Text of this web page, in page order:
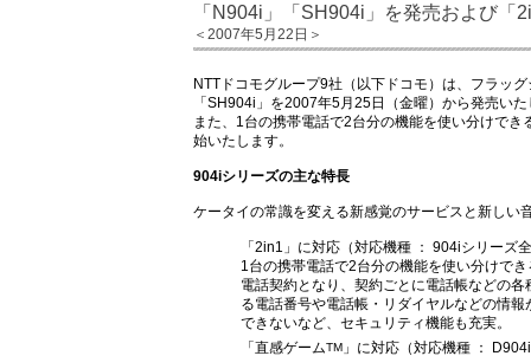
「N904i」「SH904i」を発売および「
＜2007年5月22日＞
NTTドコモグループ9社（以下ドコモ）は、フラッ
「SH904i」を2007年5月25日（金曜）から発売い
また、1台の携帯電話で2台分の機能を使い分けで
始いたします。
904iシリーズの主な特長
ケータイの常識を変える新感覚のサービスと新しい
「2in1」に対応（対応機種 ： 904iシリーズ
1台の携帯電話で2台分の機能を使い分けで
電話契約となり、契約ごとに電話帳などの
る電話番号や電話帳・リダイヤルなどの情
できないなど、セキュリティ機能も充実。
「直感ゲームTM 」に対応（対応機種 ：